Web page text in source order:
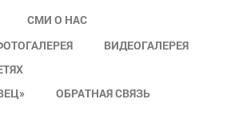
СМИ О НАС
ВИДЕОГАЛЕРЕЯ
ОБРАТНАЯ СВЯЗЬ